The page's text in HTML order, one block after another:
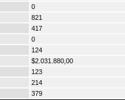
0
821
417
0
124
$2.031.880,00
123
214
379